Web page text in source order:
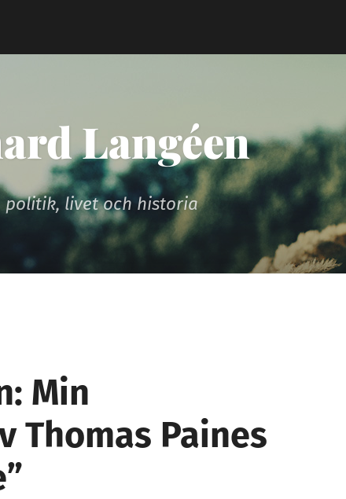
Langéen
politik, livet och historia
Min
Thomas Paines